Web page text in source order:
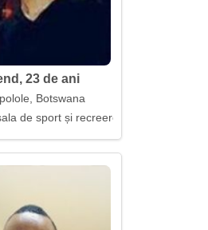
23 de ani
Botswana
de sport și recreerea activă